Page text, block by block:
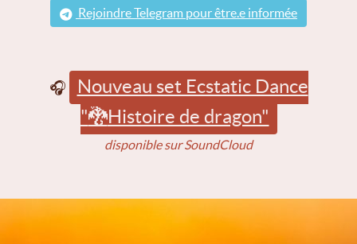
Rejoindre Telegram pour être.e informée
🎧
Nouveau set Ecstatic Dance
"🐉Histoire de dragon"
disponible sur SoundCloud